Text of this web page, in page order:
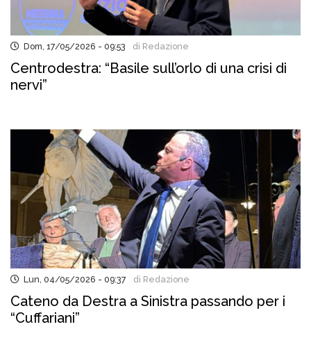
Dom, 17/05/2026 - 09:53 di Redazione
Centrodestra: “Basile sull’orlo di una crisi di
nervi”
Lun, 04/05/2026 - 09:37 di Redazione
Cateno da Destra a Sinistra passando per i
“Cuffariani”